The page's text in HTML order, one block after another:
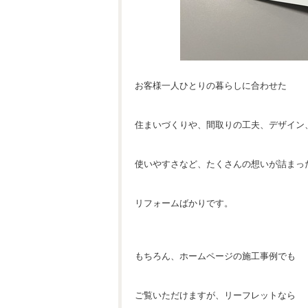
お客様一人ひとりの暮らしに合わせた
住まいづくりや、間取りの工夫、デザイン
使いやすさなど、たくさんの想いが詰まっ
リフォームばかりです。
もちろん、ホームページの施工事例でも
ご覧いただけますが、リーフレットなら